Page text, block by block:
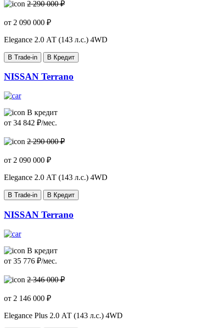
2 290 000 ₽
от 2 090 000 ₽
Elegance 2.0 АТ (143 л.с.) 4WD
В Trade-in В Кредит
NISSAN Terrano
В кредит
от 34 842 ₽/мес.
2 290 000 ₽
от 2 090 000 ₽
Elegance 2.0 АТ (143 л.с.) 4WD
В Trade-in В Кредит
NISSAN Terrano
В кредит
от 35 776 ₽/мес.
2 346 000 ₽
от 2 146 000 ₽
Elegance Plus 2.0 АТ (143 л.с.) 4WD